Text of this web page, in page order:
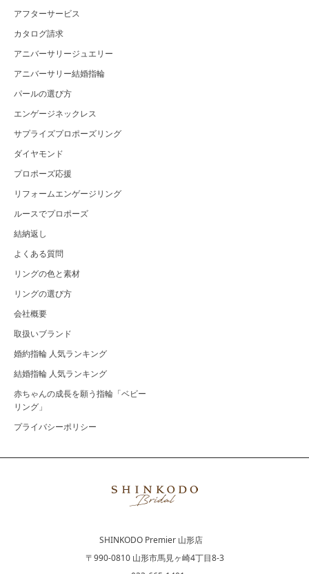
アフターサービス
カタログ請求
アニバーサリージュエリー
アニバーサリー結婚指輪
パールの選び方
エンゲージネックレス
サプライズプロポーズリング
ダイヤモンド
プロポーズ応援
リフォームエンゲージリング
ルースでプロポーズ
結納返し
よくある質問
リングの色と素材
リングの選び方
会社概要
取扱いブランド
婚約指輪 人気ランキング
結婚指輪 人気ランキング
赤ちゃんの成長を願う指輪「ベビー
リング」
プライバシーポリシー
SHINKODO Premier 山形店
〒990-0810 山形市馬見ヶ崎4丁目8-3